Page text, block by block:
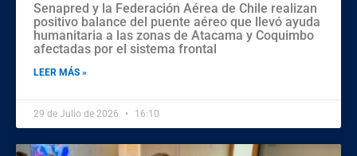
Senapred y la Federación Aérea de Chile realizan
positivo balance del puente aéreo que llevó ayuda
humanitaria a las zonas de Atacama y Coquimbo
afectadas por el sistema frontal
LEER MÁS »
29 de Julio de 2026 16:10